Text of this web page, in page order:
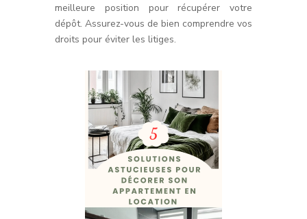
meilleure position pour récupérer votre
dépôt. Assurez-vous de bien comprendre vos
droits pour éviter les litiges.